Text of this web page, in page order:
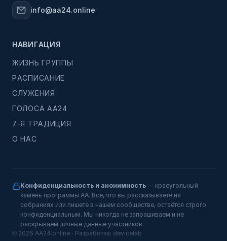
info@aa24.online
НАВИГАЦИЯ
ЖИЗНЬ ГРУППЫ
РАСПИСАНИЕ
СЛУЖЕНИЯ
ГОЛОСА АА24
7-Я ТРАДИЦИЯ
О НАС
Конфиденциальность и анонимность — краеугольный
камень программы АА. Всё, что вы рассказываете на
собраниях или пишете в нашем сообществе, остаётся строго
конфиденциальным. Мы никогда не запрашиваем и не
раскрываем личные данные участников.
© 2026 AA24.online · Разработка: devicelab